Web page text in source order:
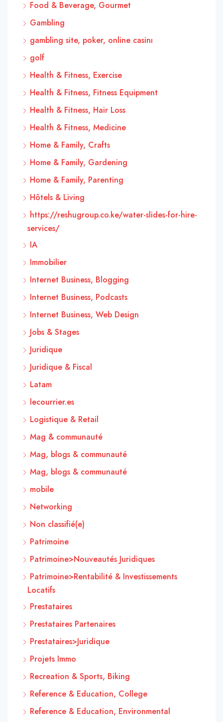
Food & Beverage, Gourmet
Gambling
gambling site, poker, online casinı
golf
Health & Fitness, Exercise
Health & Fitness, Fitness Equipment
Health & Fitness, Hair Loss
Health & Fitness, Medicine
Home & Family, Crafts
Home & Family, Gardening
Home & Family, Parenting
Hôtels & Living
https://reshugroup.co.ke/water-slides-for-hire-
services/
IA
Immobilier
Internet Business, Blogging
Internet Business, Podcasts
Internet Business, Web Design
Jobs & Stages
Juridique
Juridique & Fiscal
Latam
lecourrier.es
Logistique & Retail
Mag & communauté
Mag, blogs & communauté
Mag, blogs & communauté
mobile
Networking
Non classifié(e)
Patrimoine
Patrimoine>Nouveautés Juridiques
Patrimoine>Rentabilité & Investissements
Locatifs
Prestataires
Prestataires Partenaires
Prestataires>Juridique
Projets Immo
Recreation & Sports, Biking
Reference & Education, College
Reference & Education, Environmental